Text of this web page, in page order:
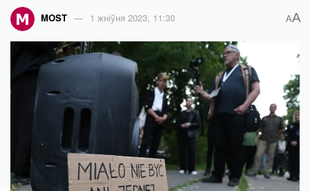
MOST 1 жніўня 2023, 11:30 AA